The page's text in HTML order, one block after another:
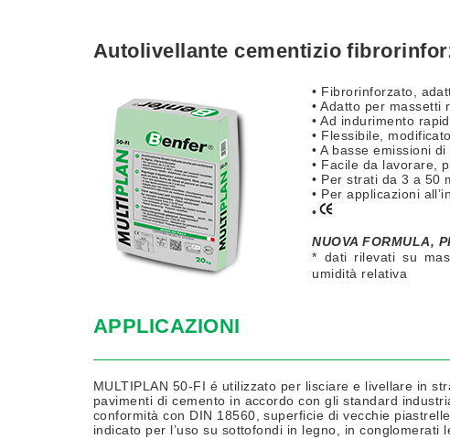
Autolivellante cementizio
• Fibrorinforzato,
• Adatto per massetti
• Ad indurimento
• Flessibile,
• A basse emissioni
• Facile da lavorare,
• Per strati da 3 a 50
• Per applicazioni
•
NUOVA FORMULA,
* dati rilevati su
umidità relativa
APPLICAZIONI
MULTIPLAN 50-FI é utilizzato per lisciare e livellare in
pavimenti di cemento in accordo con gli standard
conformità con DIN 18560, superficie di vecchie
indicato per l’uso su sottofondi in legno, in